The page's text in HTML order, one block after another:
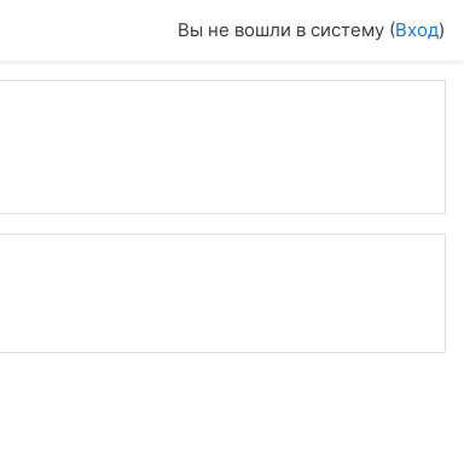
Вы не вошли в систему (Вход)